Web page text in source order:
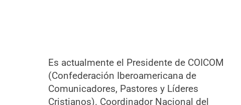
Es actualmente el Presidente de COICOM
(Confederación Iberoamericana de
Comunicadores, Pastores y Líderes
Cristianos). Coordinador Nacional del